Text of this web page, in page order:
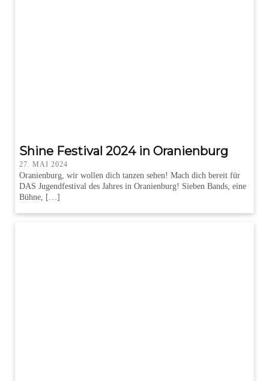
Shine Festival 2024 in Oranienburg
27. MAI 2024
Oranienburg, wir wollen dich tanzen sehen! Mach dich bereit für
DAS Jugendfestival des Jahres in Oranienburg! Sieben Bands, eine
Bühne, […]